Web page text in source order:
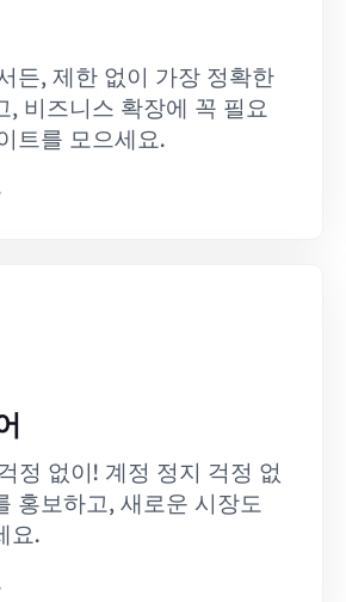
든, 제한 없이 가장 정확한
, 비즈니스 확장에 꼭 필요
트를 모으세요.
정 없이! 계정 정지 걱정 없
홍보하고, 새로운 시장도
요.